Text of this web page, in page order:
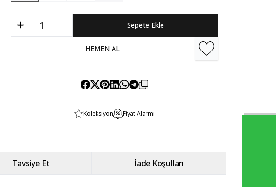
Sepete Ekle
HEMEN AL Favoriye Ekle
Koleksiyon Fiyat Alarmı
Tavsiye Et İade Koşulları